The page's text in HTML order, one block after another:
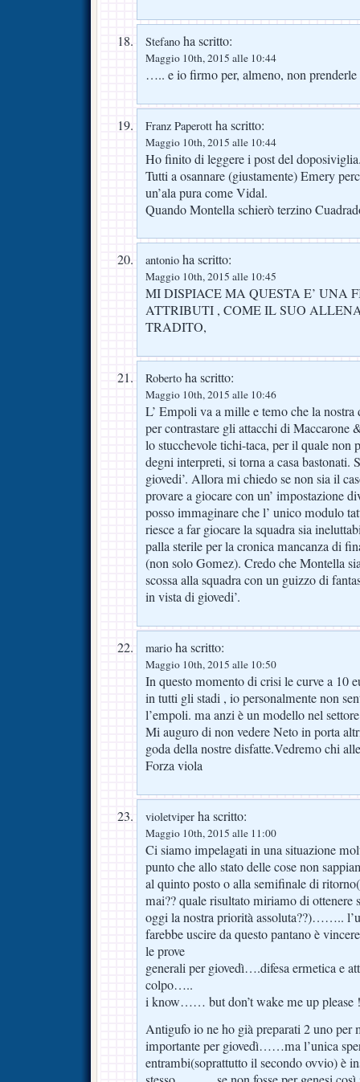
Stefano ha scritto:
Maggio 10th, 2015 alle 10:44
….. e io firmo per, almeno, non prenderle
Franz Paperott ha scritto:
Maggio 10th, 2015 alle 10:44
Ho finito di leggere i post del
Tutti a osannare (giustamente) Emery
un’ala pura come Vidal.
Quando Montella schierò terzino
antonio ha scritto:
Maggio 10th, 2015 alle 10:45
MI DISPIACE MA QUESTA E’ UNA
ATTRIBUTI , COME IL SUO
TRADITO,
Roberto ha scritto:
Maggio 10th, 2015 alle 10:46
L’ Empoli va a mille e temo che la nostra
per contrastare gli attacchi di Maccarone
lo stucchevole tichi-taca, per il quale non
degni interpreti, si torna a casa bastonati.
giovedi’. Allora mi chiedo se non sia il
provare a giocare con un’ impostazione
posso immaginare che l’ unico modulo
riesce a far giocare la squadra sia
palla sterile per la cronica mancanza di
(non solo Gomez). Credo che Montella
scossa alla squadra con un guizzo di
in vista di giovedi’.
mario ha scritto:
Maggio 10th, 2015 alle 10:50
In questo momento di crisi le curve a 10
in tutti gli stadi , io personalmente non
l’empoli. ma anzi è un modello nel
Mi auguro di non vedere Neto in porta
goda della nostre disfatte.Vedremo chi
Forza viola
violetviper ha scritto:
Maggio 10th, 2015 alle 11:00
Ci siamo impelagati in una situazione
punto che allo stato delle cose non
al quinto posto o alla semifinale di
mai?? quale risultato miriamo di ottenere
oggi la nostra priorità assoluta??)……..
farebbe uscire da questo pantano è
le prove
generali per giovedì….difesa ermetica e
colpo…..
i know…… but don’t wake me up please
Antigufo io ne ho già preparati 2 uno per
importante per giovedì……ma l’unica
entrambi(soprattutto il secondo ovvio) è